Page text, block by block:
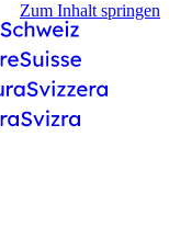
Zum Inhalt springen